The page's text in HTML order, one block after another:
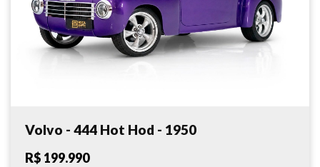
Volvo - 444 Hot Hod - 1950
R$ 199.990